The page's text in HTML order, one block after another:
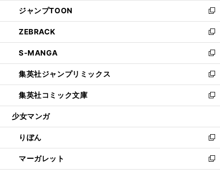
く
で
開
く
ド
ウ
で
開
く
ィ
ン
ド
ウ
で
開
く
し
い
ウ
ィ
ン
ド
ウ
で
開
く
ジャンプTOON
新
し
い
ウ
ィ
ン
ド
ウ
で
開
ZEBRACK
新
し
い
ウ
ィ
ン
ド
ウ
開
く
S-MANGA
新
し
い
ウ
ィ
ン
ウ
で
開
く
集英社ジャンプリミックス
新
し
い
ウ
ン
ド
ウ
で
開
集英社コミック文庫
新
し
ウ
ィ
ン
ド
ウ
少女マンガ
りぼん
新
し
い
ウ
マーガレット
新
し